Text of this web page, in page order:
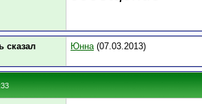
сказал
Юнна(07.03.2013)